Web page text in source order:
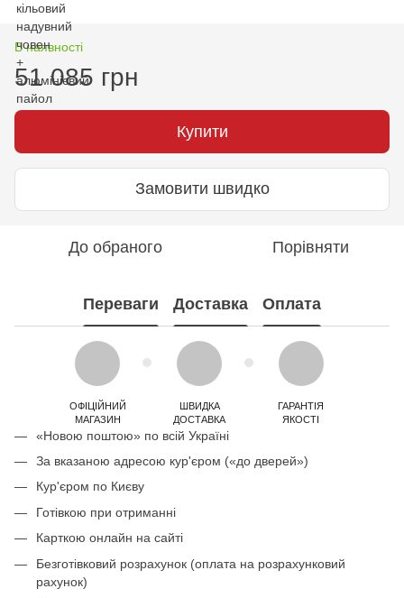
В наявності
51 085 грн
Купити
Замовити швидко
До обраного Порівняти
Переваги Доставка Оплата
ОФІЦІЙНИЙ
МАГАЗИН
ШВИДКА
ДОСТАВКА
ГАРАНТІЯ
ЯКОСТІ
«Новою поштою» по всій Україні
За вказаною адресою кур'єром («до дверей»)
Кур'єром по Києву
Готівкою при отриманні
Карткою онлайн на сайті
Безготівковий розрахунок (оплата на розрахунковий
рахунок)